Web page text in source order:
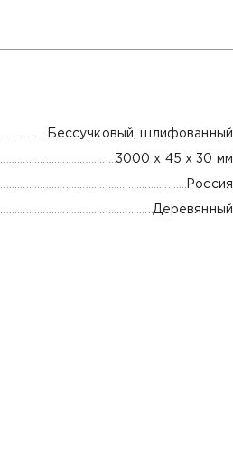
Бессучковый, шлифованный
3000 х 45 х 30 мм
Россия
Деревянный